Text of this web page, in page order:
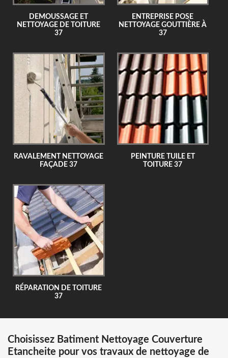
DEMOUSSAGE ET
NETTOYAGE DE TOITURE
37
ENTREPRISE POSE
NETTOYAGE GOUTTIÈRE À
37
RAVALEMENT NETTOYAGE
FAÇADE 37
PEINTURE TUILE ET
TOITURE 37
RÉPARATION DE TOITURE
37
Choisissez Batiment Nettoyage Couverture
Etancheite pour vos travaux de nettoyage de